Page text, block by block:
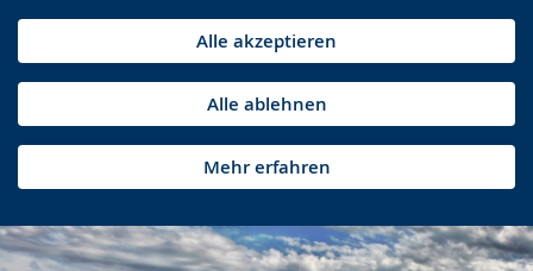
Alle akzeptieren
Alle ablehnen
Mehr erfahren